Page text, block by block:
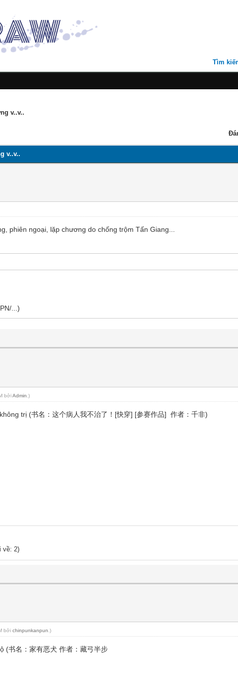
Tìm
v..v..
v..v..
phiên ngoại, lặp chương do chống trộm Tấn Giang...
...)
bởiAdmin .)
trị (书名：这个病人我不治了！[快穿] [参赛作品] 作者：千非)
về: 2)
bởichinpunkanpun .)
(书名：家有恶犬 作者：藏弓半步